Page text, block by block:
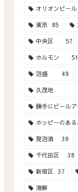
オリオンビール
東京 85
中央区 57
ホルモン 51
泡盛 49
久茂地
勝手にビール
ホッピーのあ
発泡酒 38
千代田区 38
新宿区 37
海鮮